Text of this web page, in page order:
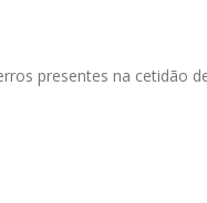
presentes na cetidão